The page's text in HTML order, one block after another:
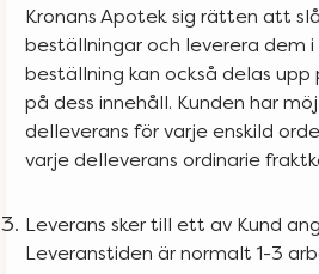
Kronans Apotek sig rätten att
beställningar och leverera dem
beställning kan också delas
på dess innehåll. Kunden har
delleverans för varje enskild
varje delleverans ordinarie
Leverans sker till ett av Kund
Leveranstiden är normalt 1-3